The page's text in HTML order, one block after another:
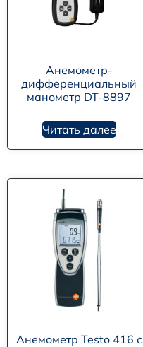
Анемометр-
дифференциальный
манометр DT-8897
Читать далее
Анемометр Testo 416 с